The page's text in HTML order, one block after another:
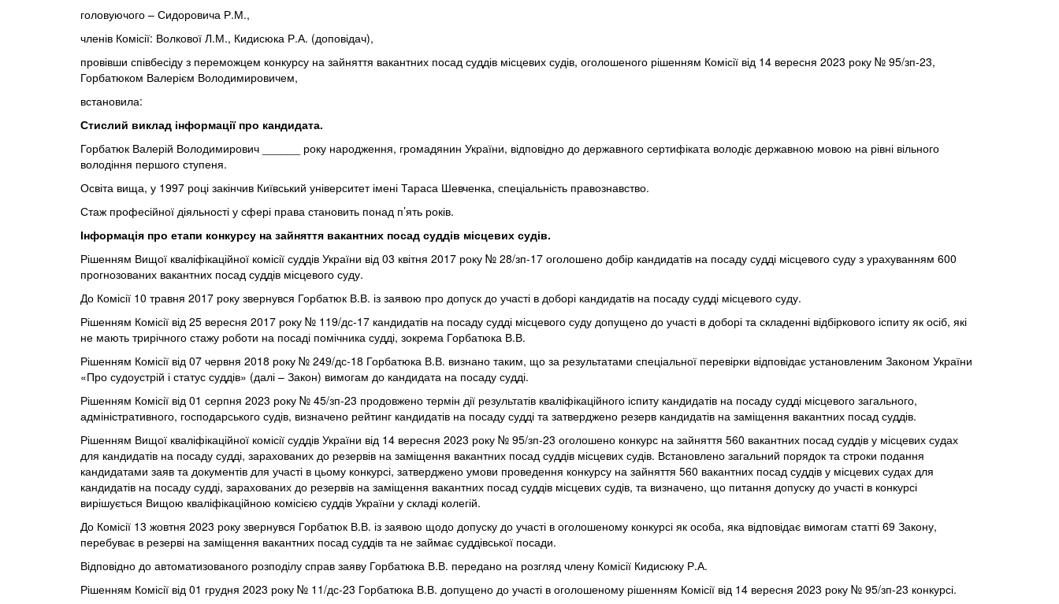
головуючого – Сидоровича Р.М.,
членів Комісії: Волкової Л.М., Кидисюка Р.А. (доповідач),
провівши співбесіду з переможцем конкурсу на зайняття вакантних посад суддів місцевих судів, оголошеного рішенням Комісії від 14 вересня 2023 року № 95/зп-23,
Горбатюком Валерієм Володимировичем,
встановила:
Стислий виклад інформації про кандидата.
Горбатюк Валерій Володимирович ______ року народження, громадянин України, відповідно до державного сертифіката володіє державною мовою на рівні вільного
володіння першого ступеня.
Освіта вища, у 1997 році закінчив Київський університет імені Тараса Шевченка, спеціальність правознавство.
Стаж професійної діяльності у сфері права становить понад п’ять років.
Інформація про етапи конкурсу на зайняття вакантних посад суддів місцевих судів.
Рішенням Вищої кваліфікаційної комісії суддів України від 03 квітня 2017 року № 28/зп-17 оголошено добір кандидатів на посаду судді місцевого суду з урахуванням 600
прогнозованих вакантних посад суддів місцевого суду.
До Комісії 10 травня 2017 року звернувся Горбатюк В.В. із заявою про допуск до участі в доборі кандидатів на посаду судді місцевого суду.
Рішенням Комісії від 25 вересня 2017 року № 119/дс-17 кандидатів на посаду судді місцевого суду допущено до участі в доборі та складенні відбіркового іспиту як осіб, які
не мають трирічного стажу роботи на посаді помічника судді, зокрема Горбатюка В.В.
Рішенням Комісії від 07 червня 2018 року № 249/дс-18 Горбатюка В.В. визнано таким, що за результатами спеціальної перевірки відповідає установленим Законом України
«Про судоустрій і статус суддів» (далі – Закон) вимогам до кандидата на посаду судді.
Рішенням Комісії від 01 серпня 2023 року № 45/зп-23 продовжено термін дії результатів кваліфікаційного іспиту кандидатів на посаду судді місцевого загального,
адміністративного, господарського судів, визначено рейтинг кандидатів на посаду судді та затверджено резерв кандидатів на заміщення вакантних посад суддів.
Рішенням Вищої кваліфікаційної комісії суддів України від 14 вересня 2023 року № 95/зп-23 оголошено конкурс на зайняття 560 вакантних посад суддів у місцевих судах
для кандидатів на посаду судді, зарахованих до резервів на заміщення вакантних посад суддів місцевих судів. Встановлено загальний порядок та строки подання
кандидатами заяв та документів для участі в цьому конкурсі, затверджено умови проведення конкурсу на зайняття 560 вакантних посад суддів у місцевих судах для
кандидатів на посаду судді, зарахованих до резервів на заміщення вакантних посад суддів місцевих судів, та визначено, що питання допуску до участі в конкурсі
вирішується Вищою кваліфікаційною комісією суддів України у складі колегій.
До Комісії 13 жовтня 2023 року звернувся Горбатюк В.В. із заявою щодо допуску до участі в оголошеному конкурсі як особа, яка відповідає вимогам статті 69 Закону,
перебуває в резерві на заміщення вакантних посад суддів та не займає суддівської посади.
Відповідно до автоматизованого розподілу справ заяву Горбатюка В.В. передано на розгляд члену Комісії Кидисюку Р.А.
Рішенням Комісії від 01 грудня 2023 року № 11/дс-23 Горбатюка В.В. допущено до участі в оголошеному рішенням Комісії від 14 вересня 2023 року № 95/зп-23 конкурсі.